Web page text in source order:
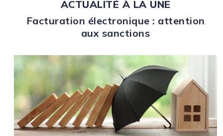
ACTUALITÉ À LA UNE
Facturation électronique : attention
aux sanctions